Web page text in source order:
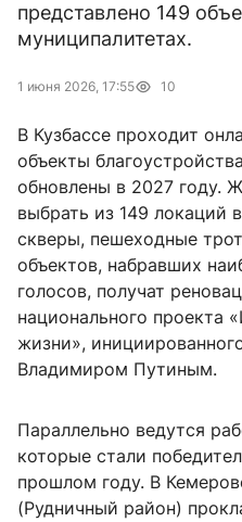
представлено 149
муниципалитетах.
1 июня 2026, 17:55 10
В Кузбассе проходит
объекты
обновлены в 2027 году.
выбрать из 149 локаций
скверы, пешеходные
объектов, набравших
голосов, получат
национального проекта
жизни»,
Владимиром Путиным.
Параллельно ведутся
которые стали
прошлом году. В
(Рудничный район)